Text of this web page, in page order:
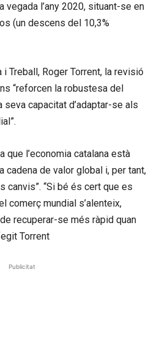
vegada l’any 2020, situant-se en
(un descens del 10,3%
i Treball, Roger Torrent, la revisió
“reforcen la robustesa del
capacitat d’adaptar-se als
que l’economia catalana està
cadena de valor global i, per tant,
canvis”. “Si bé és cert que es
comerç mundial s’alenteix,
recuperar-se més ràpid quan
Torrent
Publicitat